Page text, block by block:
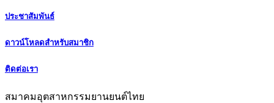
ประชาสัมพันธ์
ดาวน์โหลดสำหรับสมาชิก
ติดต่อเรา
สมาคมอุตสาหกรรมยานยนต์ไทย